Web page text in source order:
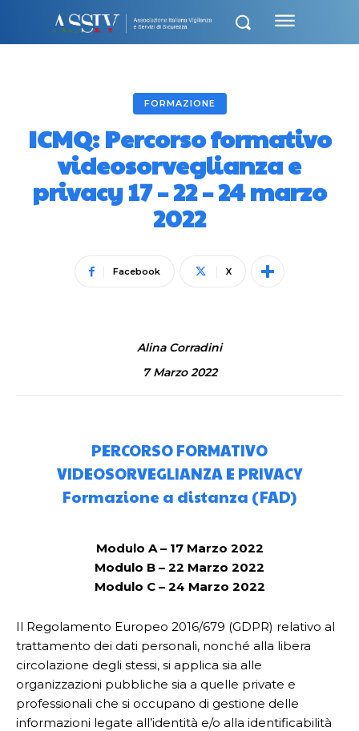
FORMAZIONE
ICMQ: Percorso formativo
videosorveglianza e
privacy 17 – 22 – 24 marzo
2022
Facebook X
Alina Corradini
7 Marzo 2022
PERCORSO FORMATIVO
VIDEOSORVEGLIANZA E PRIVACY
Formazione a distanza (FAD)
Modulo A – 17 Marzo 2022
Modulo B – 22 Marzo 2022
Modulo C – 24 Marzo 2022
Il Regolamento Europeo 2016/679 (GDPR) relativo al
trattamento dei dati personali, nonché alla libera
circolazione degli stessi, si applica sia alle
organizzazioni pubbliche sia a quelle private e
professionali che si occupano di gestione delle
informazioni legate all’identità e/o alla identificabilità